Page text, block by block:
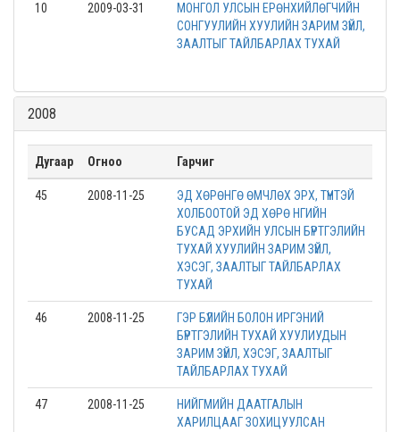
10 2009-03-31
МОНГОЛ УЛСЫН ЕРӨНХИЙЛӨГЧИЙН
СОНГУУЛИЙН ХУУЛИЙН ЗАРИМ ЗҮЙЛ,
ЗААЛТЫГ ТАЙЛБАРЛАХ ТУХАЙ
2008
Дугаар Огноо Гарчиг
45 2008-11-25
ЭД ХӨРӨНГӨ ӨМЧЛӨХ ЭРХ, ТҮҮНТЭЙ
ХОЛБООТОЙ ЭД ХӨРӨ НГИЙН
БУСАД ЭРХИЙН УЛСЫН БҮРТГЭЛИЙН
ТУХАЙ ХУУЛИЙН ЗАРИМ ЗҮЙЛ,
ХЭСЭГ, ЗААЛТЫГ ТАЙЛБАРЛАХ
ТУХАЙ
46 2008-11-25
ГЭР БҮЛИЙН БОЛОН ИРГЭНИЙ
БҮРТГЭЛИЙН ТУХАЙ ХУУЛИУДЫН
ЗАРИМ ЗҮЙЛ, ХЭСЭГ, ЗААЛТЫГ
ТАЙЛБАРЛАХ ТУХАЙ
47 2008-11-25
НИЙГМИЙН ДААТГАЛЫН
ХАРИЛЦААГ ЗОХИЦУУЛСАН